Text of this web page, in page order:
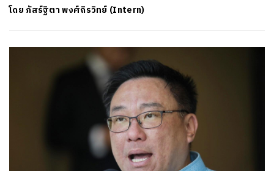
โดย ภัสร์ฐิตา พงศ์ถิรวิทย์ (Intern)